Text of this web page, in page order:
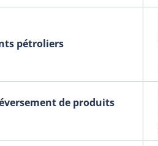
pétroliers
de produits